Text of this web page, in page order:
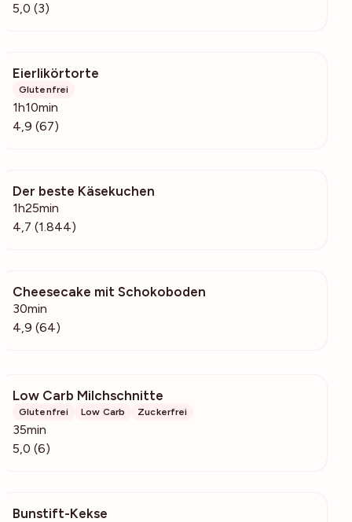
5,0 (3)
Eierlikörtorte
Glutenfrei
1h10min
4,9 (67)
Der beste Käsekuchen
1h25min
4,7 (1.844)
Cheesecake mit Schokoboden
30min
4,9 (64)
Low Carb Milchschnitte
Glutenfrei Low Carb Zuckerfrei
35min
5,0 (6)
Bunstift-Kekse